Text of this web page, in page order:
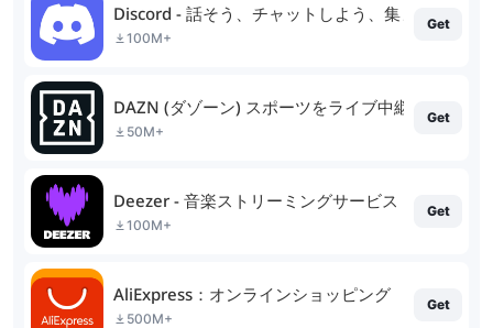
Discord - 話そう、チャットしよう、集まろう
100M+
Get
DAZN (ダゾーン) スポーツをライブ中継
50M+
Get
Deezer - 音楽ストリーミングサービス
100M+
Get
AliExpress：オンラインショッピング
500M+
Get